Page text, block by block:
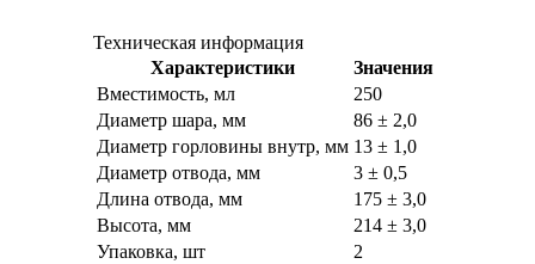
Техническая информация
Характеристики
Значения
Вместимость, мл
250
Диаметр шара, мм
86 ± 2,0
Диаметр горловины внутр, мм 13 ± 1,0
Диаметр отвода, мм
3 ± 0,5
Длина отвода, мм
175 ± 3,0
Высота, мм
214 ± 3,0
Упаковка, шт
2